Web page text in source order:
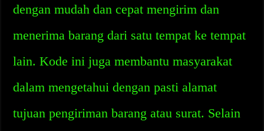
dengan mudah dan cepat mengirim dan
menerima barang dari satu tempat ke tempat
lain. Kode ini juga membantu masyarakat
dalam mengetahui dengan pasti alamat
tujuan pengiriman barang atau surat. Selain